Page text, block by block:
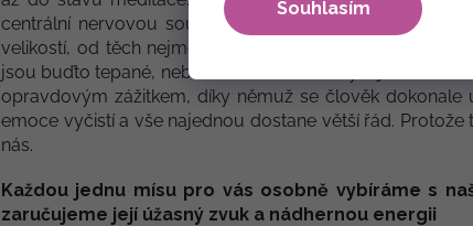
Souhlasím
centrální nervovou soustavu, ale celkově na
velikostí, od těch nejmenších, až po velké nástroje,
jsou buďto tepané, nebo odlévané, které bývají
opravdovým zážitkem, díky němuž se člověk
emoce vyčistí a vše najednou dostane větší řád.
nás.
Každou jednu mísu pro vás osobně vybíráme s
zaručujeme její úžasný zvuk a nádhernou energii